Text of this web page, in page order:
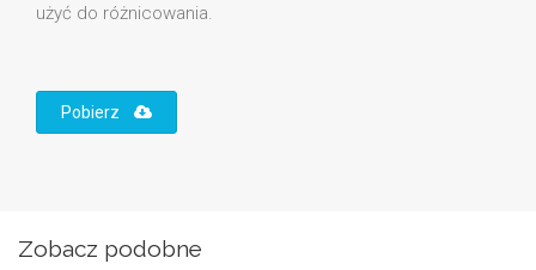
użyć do różnicowania.
Pobierz
Zobacz podobne